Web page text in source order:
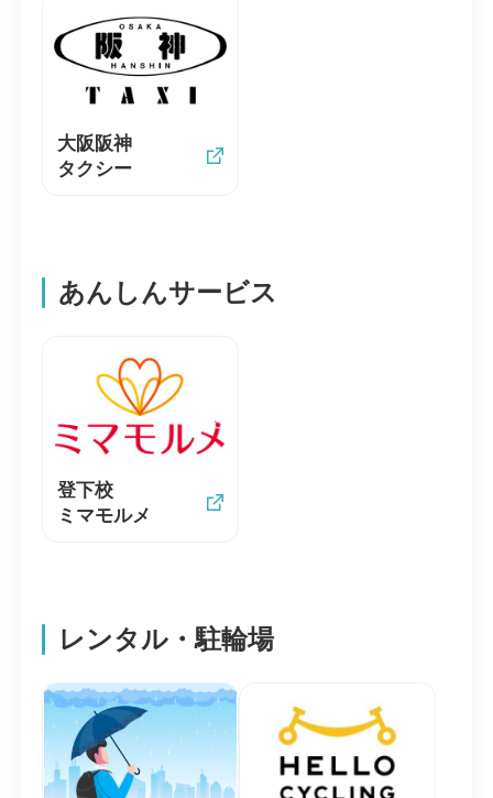
大阪阪神
タクシー
あんしんサービス
登下校
ミマモルメ
レンタル・駐輪場